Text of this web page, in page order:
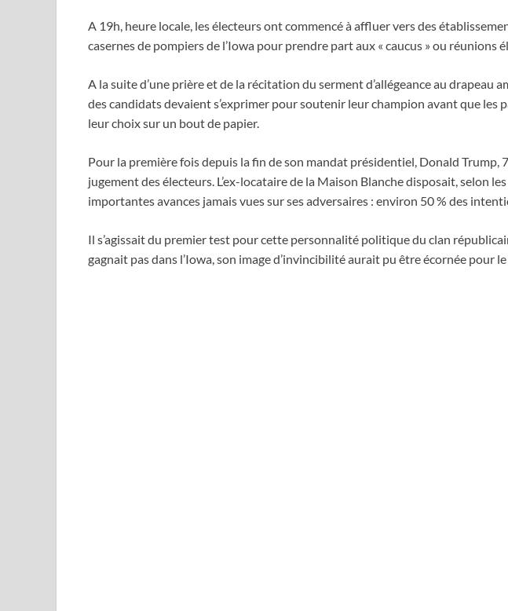
A 19h, heure locale, les électeurs ont commencé à affluer vers des
casernes de pompiers de l’Iowa pour prendre part aux « caucus » ou réunions
A la suite d’une prière et de la récitation du serment d’allégeance au drapeau
des candidats devaient s’exprimer pour soutenir leur champion avant que
leur choix sur un bout de papier.
Pour la première fois depuis la fin de son mandat présidentiel, Donald Trump,
jugement des électeurs. L’ex-locataire de la Maison Blanche disposait, selon les
importantes avances jamais vues sur ses adversaires : environ 50 % des
Il s’agissait du premier test pour cette personnalité politique du clan
gagnait pas dans l’Iowa, son image d’invincibilité aurait pu être écornée pour